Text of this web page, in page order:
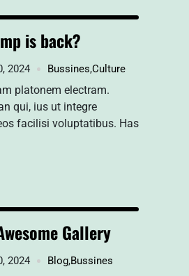
is back?
2024 Bussines,Culture
platonem electram.
qui, ius ut integre
facilisi voluptatibus. Has
Gallery
2024 Blog,Bussines